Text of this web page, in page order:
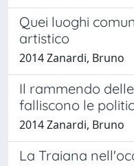
Quei luoghi
artistico
2014 Zanardi, Bruno
Il rammendo
falliscono le
2014 Zanardi, Bruno
La Traiana